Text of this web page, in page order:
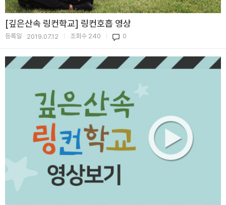
[깊은산속 링컨학교] 링컨호흡 영상
등록일 2019.07.12 조회수 240 0